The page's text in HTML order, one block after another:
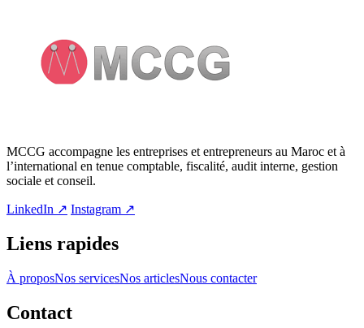
MCCG accompagne les entreprises et entrepreneurs au Maroc et à
l’international en tenue comptable, fiscalité, audit interne, gestion
sociale et conseil.
LinkedIn ↗ Instagram ↗
Liens rapides
À proposNos servicesNos articlesNous contacter
Contact